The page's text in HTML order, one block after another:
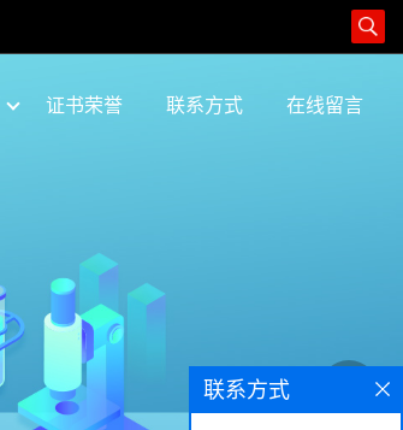
证书荣誉 联系方式 在线留言
联系方式